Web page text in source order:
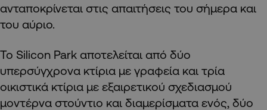
ανταποκρίνεται στις απαιτήσεις του σήμερα και
του αύριο.
Το Silicon Park αποτελείται από δύο
υπερσύγχρονα κτίρια με γραφεία και τρία
οικιστικά κτίρια με εξαιρετικού σχεδιασμού
μοντέρνα στούντιο και διαμερίσματα ενός, δύο